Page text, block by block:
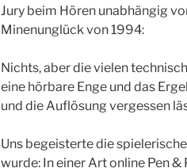
Jury beim Hören unabhängig
Minenunglück von 1994:
Nichts, aber die vielen
eine hörbare Enge und das
und die Auflösung vergessen
Uns begeisterte die
wurde: In einer Art online Pen &